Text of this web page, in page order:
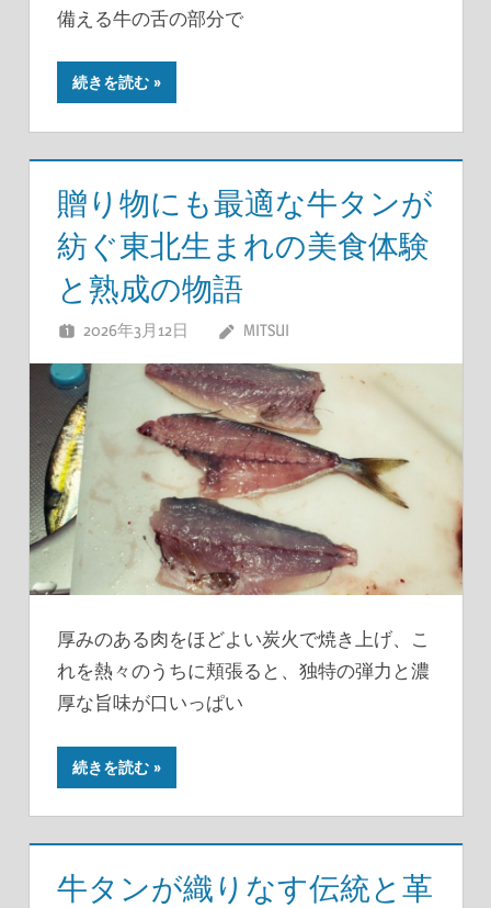
備える牛の舌の部分で
続きを読む
贈り物にも最適な牛タンが
紡ぐ東北生まれの美食体験
と熟成の物語
2026年3月12日 MITSUI
厚みのある肉をほどよい炭火で焼き上げ、こ
れを熱々のうちに頬張ると、独特の弾力と濃
厚な旨味が口いっぱい
続きを読む
牛タンが織りなす伝統と革